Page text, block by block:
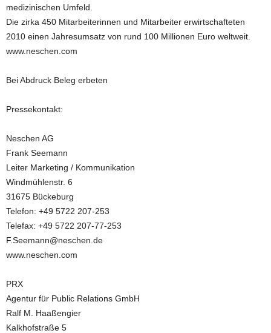
medizinischen Umfeld.
Die zirka 450 Mitarbeiterinnen und Mitarbeiter erwirtschafteten
2010 einen Jahresumsatz von rund 100 Millionen Euro weltweit.
www.neschen.com
Bei Abdruck Beleg erbeten
Pressekontakt:
Neschen AG
Frank Seemann
Leiter Marketing / Kommunikation
Windmühlenstr. 6
31675 Bückeburg
Telefon: +49 5722 207-253
Telefax: +49 5722 207-77-253
F.Seemann@neschen.de
www.neschen.com
PRX
Agentur für Public Relations GmbH
Ralf M. Haaßengier
Kalkhofstraße 5